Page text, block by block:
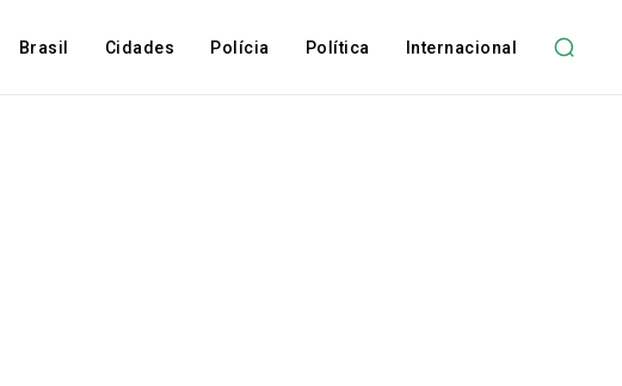
Brasil Cidades Polícia Política Internacional